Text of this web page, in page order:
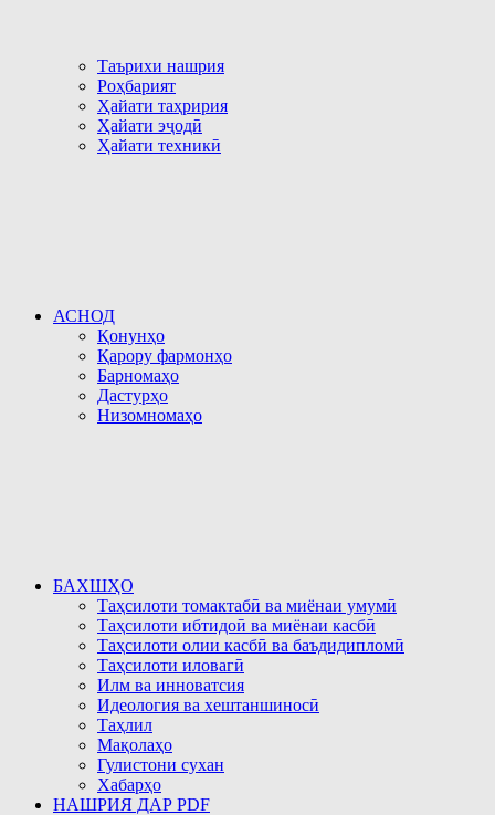
Таърихи нашрия
Роҳбарият
Ҳайати таҳририя
Ҳайати эҷодӣ
Ҳайати техникӣ
АСНОД
Қонунҳо
Қарору фармонҳо
Барномаҳо
Дастурҳо
Низомномаҳо
БАХШҲО
Таҳсилоти томактабӣ ва миёнаи умумӣ
Таҳсилоти ибтидоӣ ва миёнаи касбӣ
Таҳсилоти олии касбӣ ва баъдидипломӣ
Таҳсилоти иловагӣ
Илм ва инноватсия
Идеология ва хештаншиносӣ
Таҳлил
Мақолаҳо
Гулистони сухан
Хабарҳо
НАШРИЯ ДАР PDF